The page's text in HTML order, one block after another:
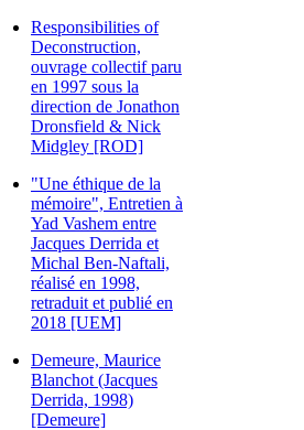
Responsibilities of
Deconstruction,
ouvrage collectif paru
en 1997 sous la
direction de Jonathon
Dronsfield & Nick
Midgley [ROD]
"Une éthique de la
mémoire", Entretien à
Yad Vashem entre
Jacques Derrida et
Michal Ben-Naftali,
réalisé en 1998,
retraduit et publié en
2018 [UEM]
Demeure, Maurice
Blanchot (Jacques
Derrida, 1998)
[Demeure]